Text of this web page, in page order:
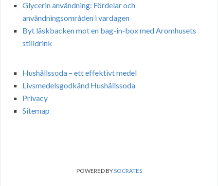
Glycerin användning: Fördelar och
användningsområden i vardagen
Byt läskbacken mot en bag-in-box med Aromhusets
stilldrink
Hushållssoda – ett effektivt medel
Livsmedelsgodkänd Hushållssoda
Privacy
Sitemap
POWERED BYSOCRATES